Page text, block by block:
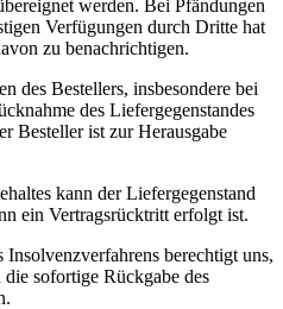
werden. Bei Pfändungen
Verfügungen durch Dritte hat
zu benachrichtigen.
des Bestellers, insbesondere bei
des Liefergegenstandes
Besteller ist zur Herausgabe
kann der Liefergegenstand
ein Vertragsrücktritt erfolgt ist.
berechtigt uns,
sofortige Rückgabe des